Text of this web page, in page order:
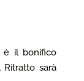
è il bonifico
Ritratto sarà